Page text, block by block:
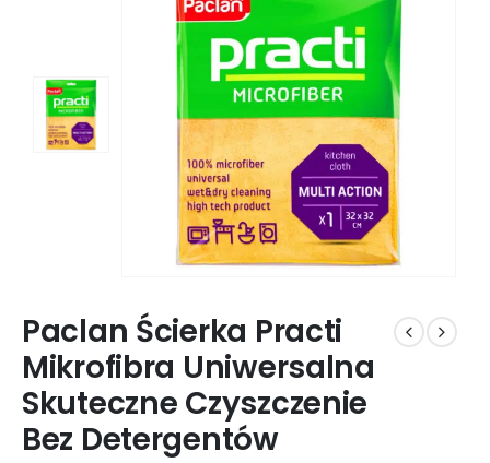
Paclan Ścierka Practi
Mikrofibra Uniwersalna
Skuteczne Czyszczenie
Bez Detergentów